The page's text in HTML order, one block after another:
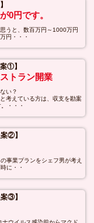
0円です。
うと、数百万円～1000万円
円・・・
①】
トラン開業
い？
考えている方は、収支を勘案
・・・
②】
事業プランをシェフ男が考え
に・・
③】